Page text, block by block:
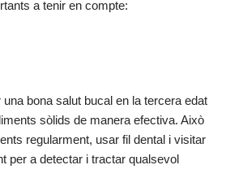
a tenir en compte:
bona salut bucal en la tercera edat
sòlids de manera efectiva. Això
regularment, usar fil dental i visitar
per a detectar i tractar qualsevol